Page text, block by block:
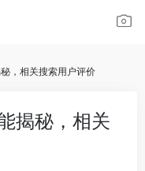
，相关搜索用户评价
揭秘，相关